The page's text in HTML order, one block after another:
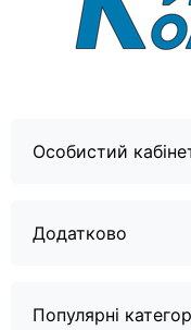
Особистий
Додатково
Популярні